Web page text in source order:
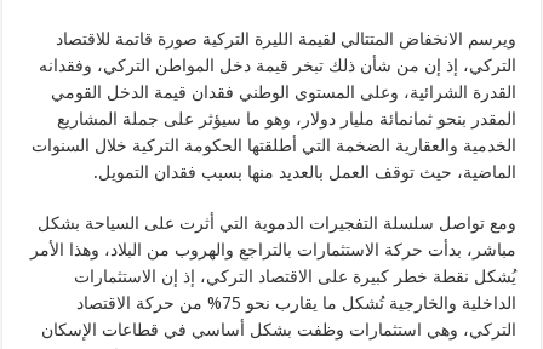
ويرسم الانخفاض المتتالي لقيمة الليرة التركية صورة قاتمة للاقتصاد
التركي، إذ إن من شأن ذلك تبخر قيمة دخل المواطن التركي، وفقدانه
القدرة الشرائية، وعلى المستوى الوطني فقدان قيمة الدخل القومي
المقدر بنحو ثمانمائة مليار دولار، وهو ما سيؤثر على جملة المشاريع
الخدمية والعقارية الضخمة التي أطلقتها الحكومة التركية خلال السنوات
الماضية، حيث توقف العمل بالعديد منها بسبب فقدان التمويل.
ومع تواصل سلسلة التفجيرات الدموية التي أثرت على السياحة بشكل
مباشر، بدأت حركة الاستثمارات بالتراجع والهروب من البلاد، وهذا الأمر
يُشكل نقطة خطر كبيرة على الاقتصاد التركي، إذ إن الاستثمارات
الداخلية والخارجية تُشكل ما يقارب نحو 75% من حركة الاقتصاد
التركي، وهي استثمارات وظفت بشكل أساسي في قطاعات الإسكان